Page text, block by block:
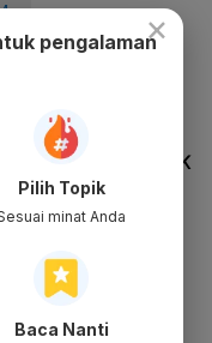
×
pengalaman
Pilih Topik
minat Anda
Baca Nanti